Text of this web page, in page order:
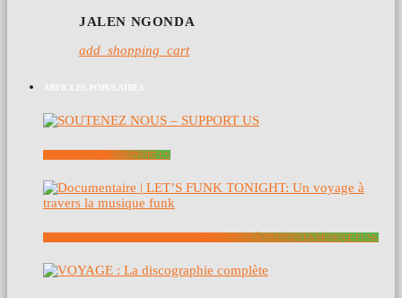
JALEN NGONDA
add_shopping_cart
ARTICLES POPULAIRES
SOUTENEZ NOUS – SUPPORT US
DOCUMENTAIRE | LET’S FUNK TONIGHT: UN VOYAGE À TRAVERS LA MUSIQUE FUNK